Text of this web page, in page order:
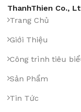
ThanhThien Co.,
Trang Chủ
Giới Thiệu
Công trình tiêu
Sản Phẩm
Tin Tức